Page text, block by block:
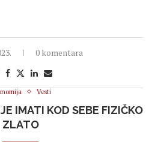
0 komentara
Vesti
IMATI KOD SEBE FIZIČKO
ZLATO